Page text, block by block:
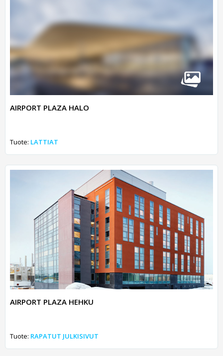
AIRPORT PLAZA HALO
Tuote: LATTIAT
AIRPORT PLAZA HEHKU
Tuote: RAPATUT JULKISIVUT